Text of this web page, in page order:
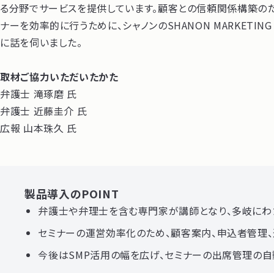
る分野でサービスを提供しています。顧客との信頼関係構築の
ナーを効率的に行うために、シャノンのSHANON
に話を伺いました。
取材ご協力いただいたかた
弁護士 滝琢磨 氏
弁護士 近藤圭介 氏
広報 山本珠久 氏
製品導入のPOINT
弁護士や弁理士を含む専門家が講師となり、多岐に
セミナーの運営効率化のため、顧客案内、申込者管
今後はSMP活用の幅を広げ、セミナーの出席管理の